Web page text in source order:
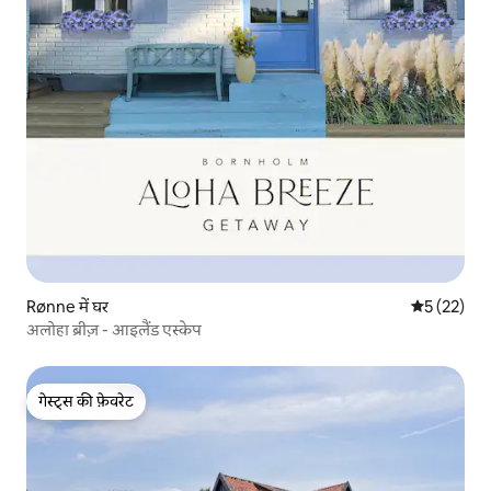
Rønne में घर औसत रेटिंग
5 (22)
अलोहा ब्रीज़ - आइलैंड एस्केप
गेस्ट्स की फ़ेवरेट
गेस्ट्स की फ़ेवरेट